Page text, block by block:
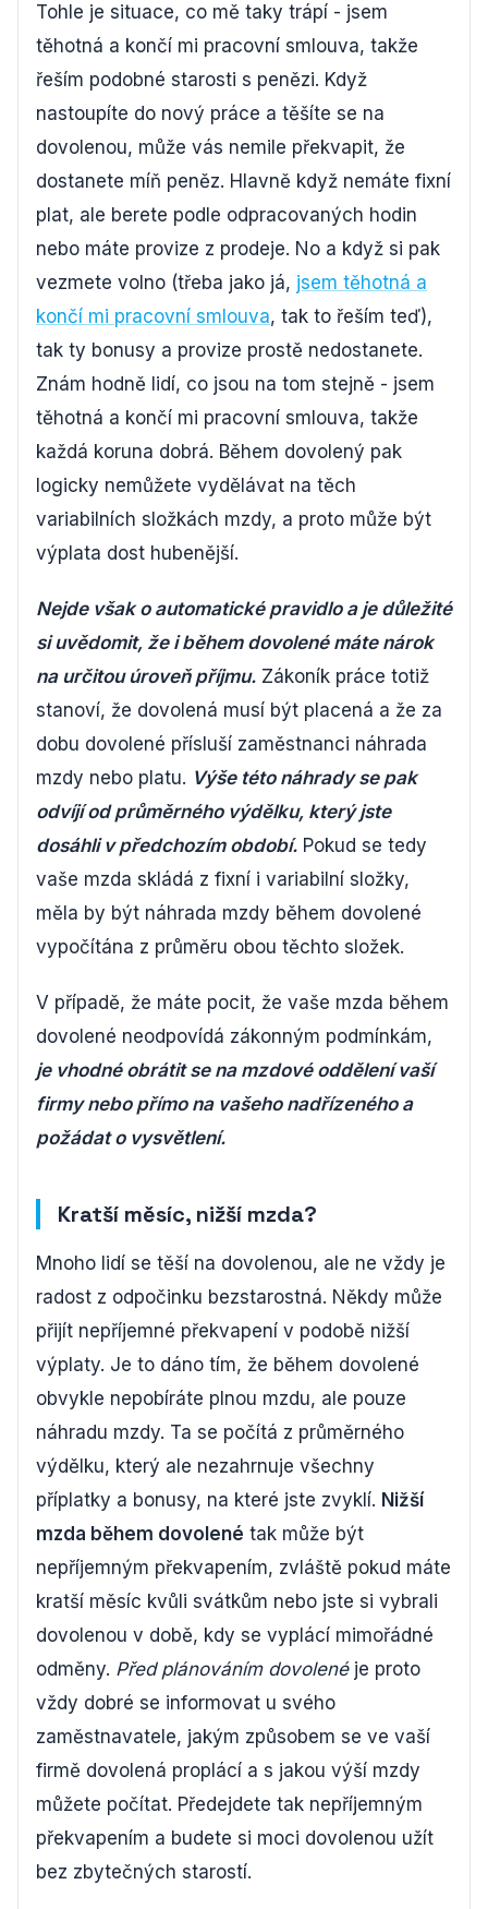
Tohle je situace, co mě taky trápí - jsem
těhotná a končí mi pracovní smlouva, takže
řeším podobné starosti s penězi. Když
nastoupíte do nový práce a těšíte se na
dovolenou, může vás nemile překvapit, že
dostanete míň peněz. Hlavně když nemáte fixní
plat, ale berete podle odpracovaných hodin
nebo máte provize z prodeje. No a když si pak
vezmete volno (třeba jako já, jsem těhotná a
končí mi pracovní smlouva, tak to řeším teď),
tak ty bonusy a provize prostě nedostanete.
Znám hodně lidí, co jsou na tom stejně - jsem
těhotná a končí mi pracovní smlouva, takže
každá koruna dobrá. Během dovolený pak
logicky nemůžete vydělávat na těch
variabilních složkách mzdy, a proto může být
výplata dost hubenější.
Nejde však o automatické pravidlo a je důležité
si uvědomit, že i během dovolené máte nárok
na určitou úroveň příjmu. Zákoník práce totiž
stanoví, že dovolená musí být placená a že za
dobu dovolené přísluší zaměstnanci náhrada
mzdy nebo platu. Výše této náhrady se pak
odvíjí od průměrného výdělku, který jste
dosáhli v předchozím období. Pokud se tedy
vaše mzda skládá z fixní i variabilní složky,
měla by být náhrada mzdy během dovolené
vypočítána z průměru obou těchto složek.
V případě, že máte pocit, že vaše mzda během
dovolené neodpovídá zákonným podmínkám,
je vhodné obrátit se na mzdové oddělení vaší
firmy nebo přímo na vašeho nadřízeného a
požádat o vysvětlení.
Kratší měsíc, nižší mzda?
Mnoho lidí se těší na dovolenou, ale ne vždy je
radost z odpočinku bezstarostná. Někdy může
přijít nepříjemné překvapení v podobě nižší
výplaty. Je to dáno tím, že během dovolené
obvykle nepobíráte plnou mzdu, ale pouze
náhradu mzdy. Ta se počítá z průměrného
výdělku, který ale nezahrnuje všechny
příplatky a bonusy, na které jste zvyklí. Nižší
mzda během dovolené tak může být
nepříjemným překvapením, zvláště pokud máte
kratší měsíc kvůli svátkům nebo jste si vybrali
dovolenou v době, kdy se vyplácí mimořádné
odměny. Před plánováním dovolenéje proto
vždy dobré se informovat u svého
zaměstnavatele, jakým způsobem se ve vaší
firmě dovolená proplácí a s jakou výší mzdy
můžete počítat. Předejdete tak nepříjemným
překvapením a budete si moci dovolenou užít
bez zbytečných starostí.